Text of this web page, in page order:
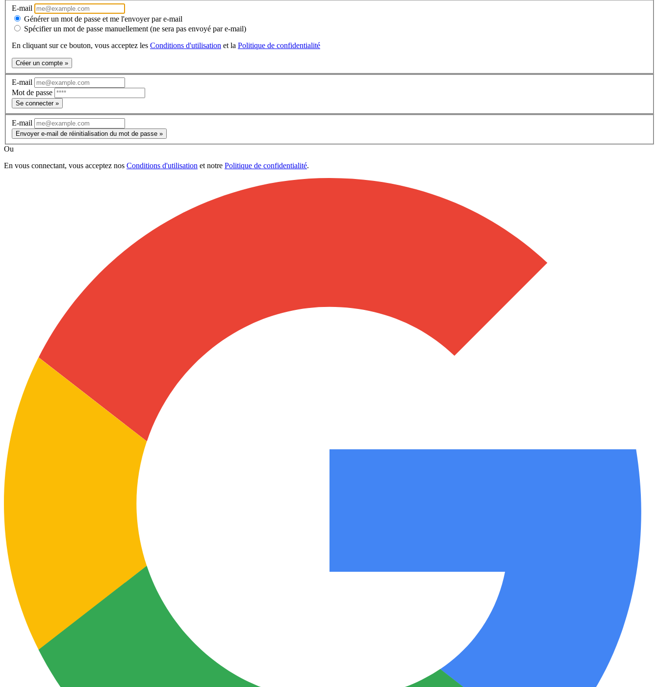
E-mail
Générer un mot de passe et me l'envoyer par e-mail
Spécifier un mot de passe manuellement (ne sera pas envoyé par e-mail)
En cliquant sur ce bouton, vous acceptez les Conditions d'utilisation et la Politique de confidentialité
Créer un compte »
E-mail
Mot de passe
Se connecter »
E-mail
Envoyer e-mail de réinitialisation du mot de passe »
Ou
En vous connectant, vous acceptez nos Conditions d'utilisation et notre Politique de confidentialité.